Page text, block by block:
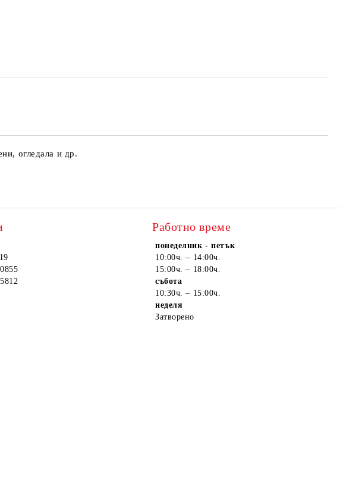
огледала и др.
Работно време
понеделник - петък
10:00ч. – 14:00ч.
15:00ч. – 18:00ч.
събота
10:30ч. – 15:00ч.
неделя
Затворено